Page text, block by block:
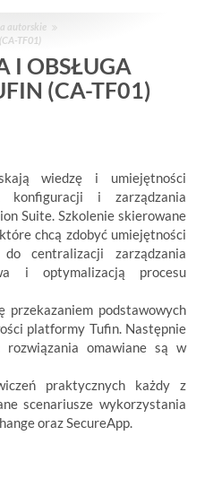
autorskie
TF01)
I OBSŁUGA
(CA-TF01)
wiedzę i umiejętności
konfiguracji i zarządzania
Suite. Szkolenie skierowane
chcą zdobyć umiejętności
centralizacji zarządzania
i optymalizacją procesu
przekazaniem podstawowych
platformy Tufin. Następnie
omawiane są w
praktycznych każdy z
scenariusze wykorzystania
oraz SecureApp.